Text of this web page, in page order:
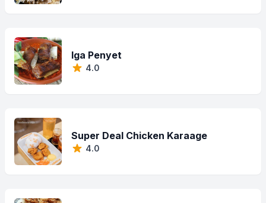
Iga Penyet
4.0
Super Deal Chicken Karaage
4.0